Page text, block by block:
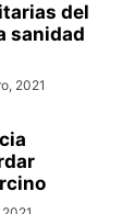
del
sanidad
2021